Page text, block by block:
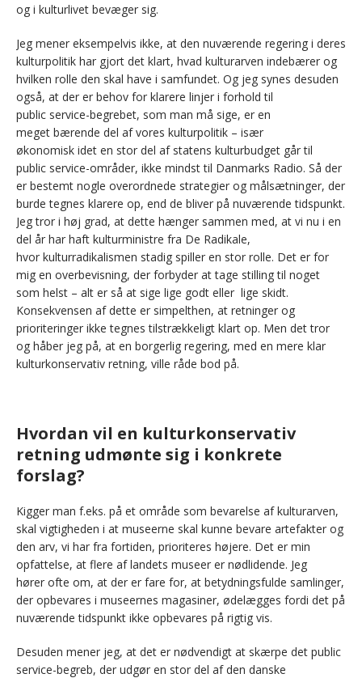
og i kulturlivet bevæger sig.
Jeg mener eksempelvis ikke, at den nuværende regering i deres
kulturpolitik har gjort det klart, hvad kulturarven indebærer og
hvilken rolle den skal have i samfundet. Og jeg synes desuden
også, at der er behov for klarere linjer i forhold til
public service-begrebet, som man må sige, er en
meget bærende del af vores kulturpolitik – især
økonomisk idet en stor del af statens kulturbudget går til
public service-områder, ikke mindst til Danmarks Radio. Så der
er bestemt nogle overordnede strategier og målsætninger, der
burde tegnes klarere op, end de bliver på nuværende tidspunkt.
Jeg tror i høj grad, at dette hænger sammen med, at vi nu i en
del år har haft kulturministre fra De Radikale,
hvor kulturradikalismen stadig spiller en stor rolle. Det er for
mig en overbevisning, der forbyder at tage stilling til noget
som helst – alt er så at sige lige godt eller lige skidt.
Konsekvensen af dette er simpelthen, at retninger og
prioriteringer ikke tegnes tilstrækkeligt klart op. Men det tror
og håber jeg på, at en borgerlig regering, med en mere klar
kulturkonservativ retning, ville råde bod på.
Hvordan vil en kulturkonservativ
retning udmønte sig i konkrete
forslag?
Kigger man f.eks. på et område som bevarelse af kulturarven,
skal vigtigheden i at museerne skal kunne bevare artefakter og
den arv, vi har fra fortiden, prioriteres højere. Det er min
opfattelse, at flere af landets museer er nødlidende. Jeg
hører ofte om, at der er fare for, at betydningsfulde samlinger,
der opbevares i museernes magasiner, ødelægges fordi det på
nuværende tidspunkt ikke opbevares på rigtig vis.
Desuden mener jeg, at det er nødvendigt at skærpe det public
service-begreb, der udgør en stor del af den danske